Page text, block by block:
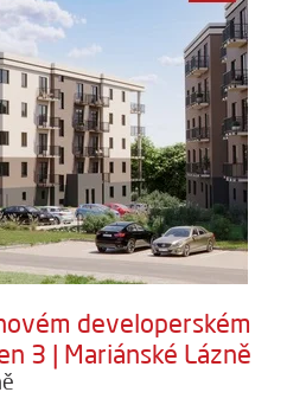
developerském
3 | Mariánské Lázně